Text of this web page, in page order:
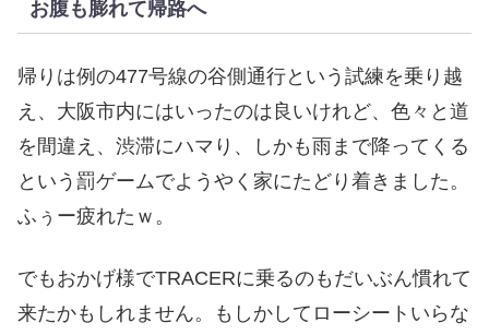
お腹も膨れて帰路へ
帰りは例の477号線の谷側通行という試練を乗り越
え、大阪市内にはいったのは良いけれど、色々と道
を間違え、渋滞にハマり、しかも雨まで降ってくる
という罰ゲームでようやく家にたどり着きました。
ふぅー疲れたｗ。
でもおかげ様でTRACERに乗るのもだいぶん慣れて
来たかもしれません。もしかしてローシートいらな